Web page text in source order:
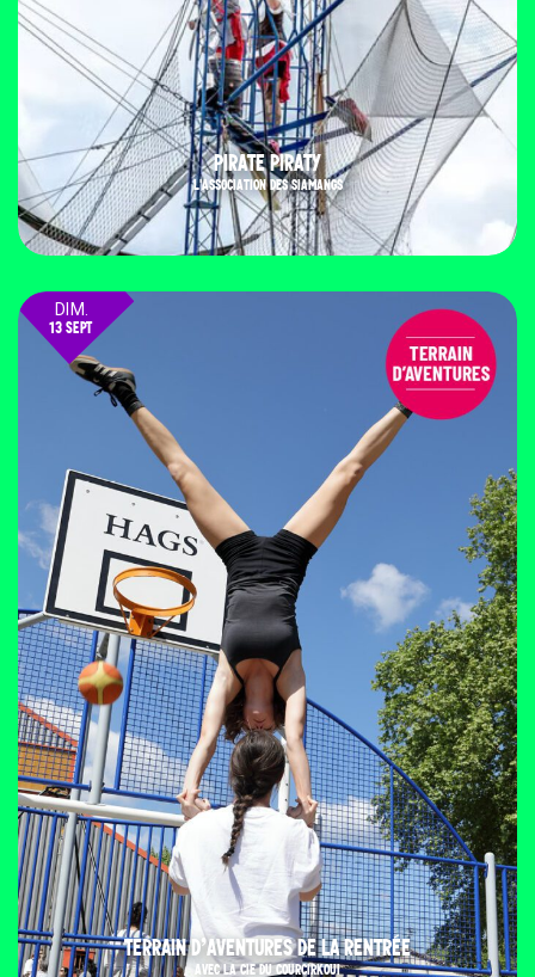
PIRATE PIRATY
L'ASSOCIATION DES SIAMANGS
DIM.
13 SEPT
TERRAIN D’AVENTURES DE LA RENTRÉE
AVEC LA CIE DU COURCIRKOUI